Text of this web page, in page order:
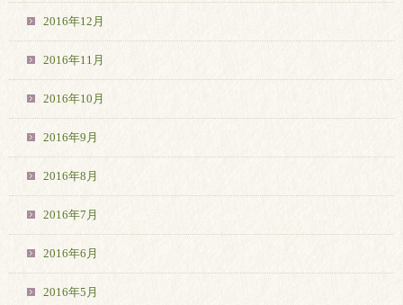
2016年12月
2016年11月
2016年10月
2016年9月
2016年8月
2016年7月
2016年6月
2016年5月